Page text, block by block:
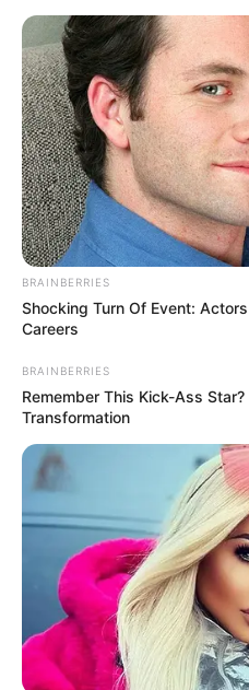
BRAINBERRIES
Shocking Turn Of Event:
Careers
BRAINBERRIES
Remember This Kick-Ass
Transformation